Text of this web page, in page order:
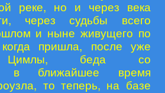
реке, но и через века
через судьбы всего
и ныне живущего по
пришла, после уже
Цимлы, беда со
в ближайшее время
то теперь, на базе